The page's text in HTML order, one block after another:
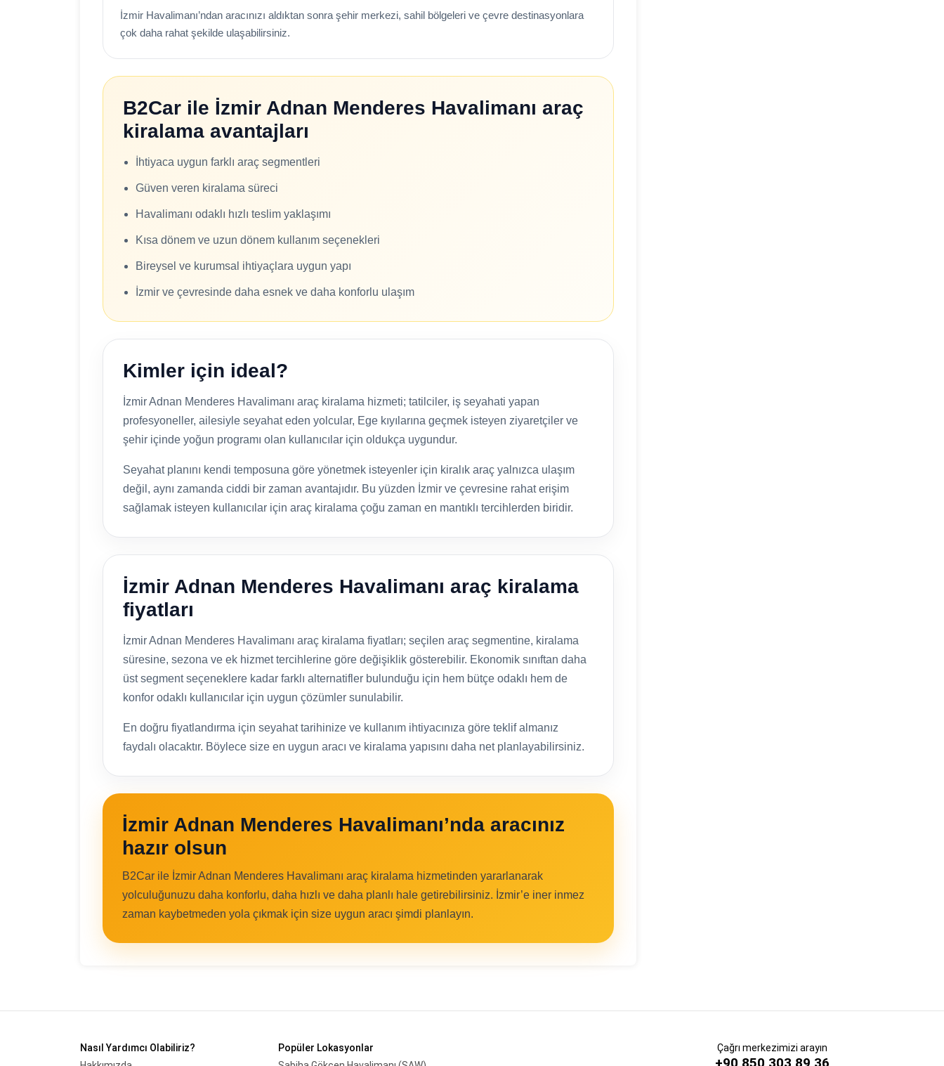
İzmir Havalimanı’ndan aracınızı aldıktan sonra şehir merkezi, sahil bölgeleri ve çevre destinasyonlara
çok daha rahat şekilde ulaşabilirsiniz.
B2Car ile İzmir Adnan Menderes Havalimanı araç
kiralama avantajları
İhtiyaca uygun farklı araç segmentleri
Güven veren kiralama süreci
Havalimanı odaklı hızlı teslim yaklaşımı
Kısa dönem ve uzun dönem kullanım seçenekleri
Bireysel ve kurumsal ihtiyaçlara uygun yapı
İzmir ve çevresinde daha esnek ve daha konforlu ulaşım
Kimler için ideal?
İzmir Adnan Menderes Havalimanı araç kiralama hizmeti; tatilciler, iş seyahati yapan
profesyoneller, ailesiyle seyahat eden yolcular, Ege kıyılarına geçmek isteyen ziyaretçiler ve
şehir içinde yoğun programı olan kullanıcılar için oldukça uygundur.
Seyahat planını kendi temposuna göre yönetmek isteyenler için kiralık araç yalnızca ulaşım
değil, aynı zamanda ciddi bir zaman avantajıdır. Bu yüzden İzmir ve çevresine rahat erişim
sağlamak isteyen kullanıcılar için araç kiralama çoğu zaman en mantıklı tercihlerden biridir.
İzmir Adnan Menderes Havalimanı araç kiralama
fiyatları
İzmir Adnan Menderes Havalimanı araç kiralama fiyatları; seçilen araç segmentine, kiralama
süresine, sezona ve ek hizmet tercihlerine göre değişiklik gösterebilir. Ekonomik sınıftan daha
üst segment seçeneklere kadar farklı alternatifler bulunduğu için hem bütçe odaklı hem de
konfor odaklı kullanıcılar için uygun çözümler sunulabilir.
En doğru fiyatlandırma için seyahat tarihinize ve kullanım ihtiyacınıza göre teklif almanız
faydalı olacaktır. Böylece size en uygun aracı ve kiralama yapısını daha net planlayabilirsiniz.
İzmir Adnan Menderes Havalimanı’nda aracınız
hazır olsun
B2Car ile İzmir Adnan Menderes Havalimanı araç kiralama hizmetinden yararlanarak
yolculuğunuzu daha konforlu, daha hızlı ve daha planlı hale getirebilirsiniz. İzmir’e iner inmez
zaman kaybetmeden yola çıkmak için size uygun aracı şimdi planlayın.
Nasıl Yardımcı Olabiliriz?
Popüler Lokasyonlar
Çağrı merkezimizi arayın